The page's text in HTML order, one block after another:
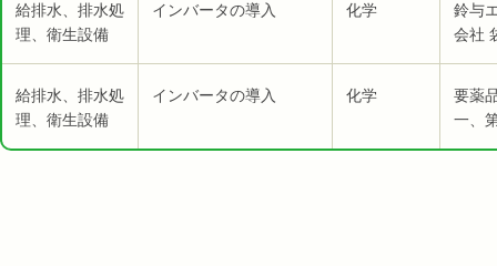
給排水、排水処
理、衛生設備
インバータの導入 化学
鈴与
会社
給排水、排水処
理、衛生設備
インバータの導入 化学
要薬
一、